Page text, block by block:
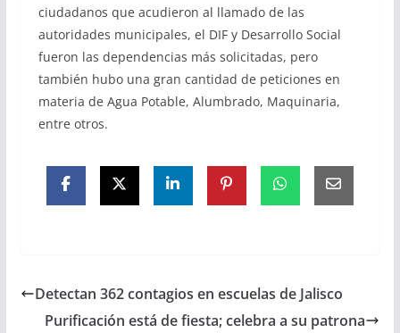
ciudadanos que acudieron al llamado de las
autoridades municipales, el DIF y Desarrollo Social
fueron las dependencias más solicitadas, pero
también hubo una gran cantidad de peticiones en
materia de Agua Potable, Alumbrado, Maquinaria,
entre otros.
Detectan 362 contagios en escuelas de Jalisco
Purificación está de fiesta; celebra a su patrona